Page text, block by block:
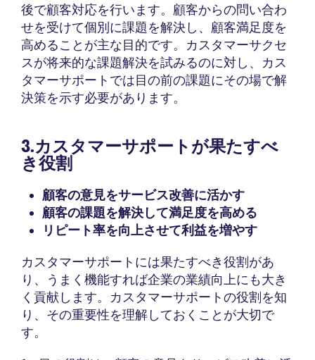
後で顧客対応を行います。顧客からの問い合わ
せを受けて個別に課題を解決し、顧客満足度を
高めることが主な目的です。カスタマーサクセ
スが将来的な課題解決を試みるのに対し、カス
タマーサポートでは目の前の課題にその場で解
決策を示す必要があります。
3.カスタマーサポートが果たすべ
き役割
顧客の意見をサービス改善に活かす
顧客の課題を解決して満足度を高める
リピート率を向上させて利益を増やす
カスタマーサポートには果たすべき役割があ
り、うまく機能すれば企業の業績向上にも大き
く貢献します。カスタマーサポートの役割を知
り、その重要性を理解しておくことが大切で
す。